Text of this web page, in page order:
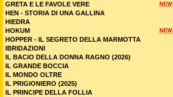
NEW
GRETA E LE FAVOLE VERE
HEN - STORIA DI UNA GALLINA
HIEDRA
NEW
HOKUM
HOPPER - IL SEGRETO DELLA MARMOTTA
IBRIDAZIONI
IL BACIO DELLA DONNA RAGNO (2026)
IL GRANDE BOCCIA
IL MONDO OLTRE
IL PRIGIONIERO (2025)
IL PRINCIPE DELLA FOLLIA